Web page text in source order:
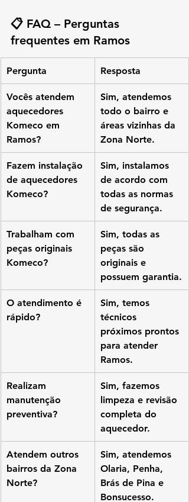
📋 FAQ – Perguntas
frequentes em Ramos
Pergunta Resposta
Vocês atendem
aquecedores
Komeco em
Ramos?
Sim, atendemos
todo o bairro e
áreas vizinhas da
Zona Norte.
Fazem instalação
de aquecedores
Komeco?
Sim, instalamos
de acordo com
todas as normas
de segurança.
Trabalham com
peças originais
Komeco?
Sim, todas as
peças são
originais e
possuem garantia.
O atendimento é
rápido?
Sim, temos
técnicos
próximos prontos
para atender
Ramos.
Realizam
manutenção
preventiva?
Sim, fazemos
limpeza e revisão
completa do
aquecedor.
Atendem outros
bairros da Zona
Norte?
Sim, atendemos
Olaria, Penha,
Brás de Pina e
Bonsucesso.